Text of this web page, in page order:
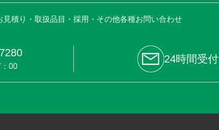
見積り・取扱品目・採用・その他各種お問い合わせ
00
24時間受付